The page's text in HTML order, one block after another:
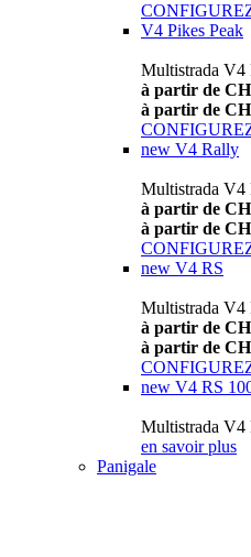
V4 Pikes Peak
Multistrada V4
à partir de
à partir de
new V4 Rally
Multistrada V4
à partir de
à partir de
new V4 RS
Multistrada V4
à partir de
à partir de
new V4 RS
Multistrada V4
en savoir plus
Panigale